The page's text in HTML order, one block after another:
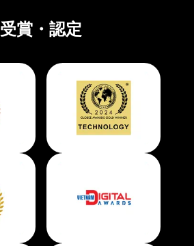
受賞・認定